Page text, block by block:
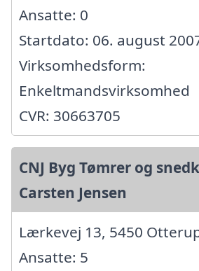
Ansatte: 0
Startdato: 06. august
Virksomhedsform:
Enkeltmandsvirksomhed
CVR: 30663705
CNJ Byg Tømrer og
Carsten Jensen
Lærkevej 13, 5450
Ansatte: 5